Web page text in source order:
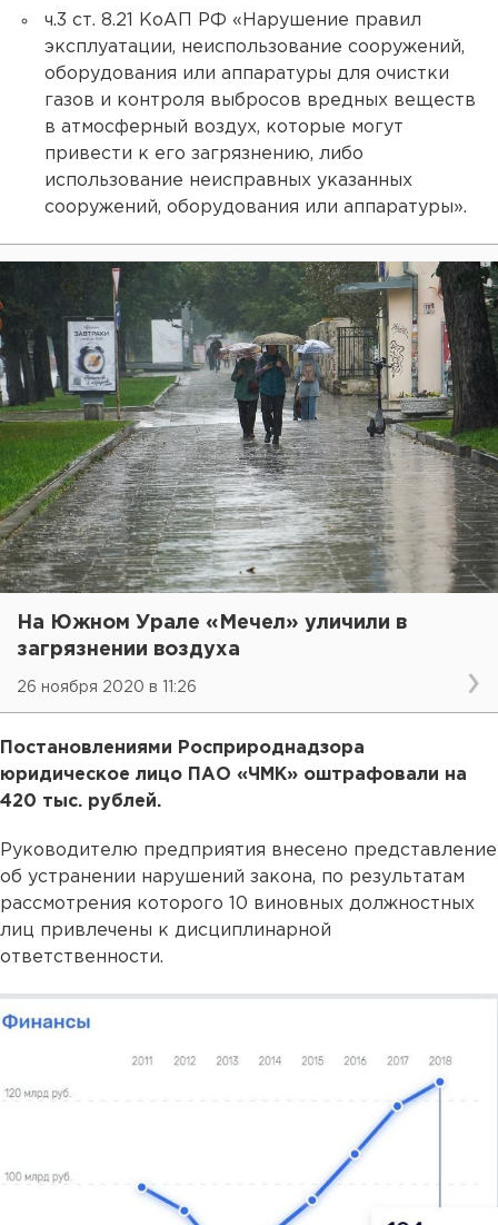
ч.3 ст. 8.21 КоАП РФ «Нарушение правил
эксплуатации, неиспользование сооружений,
оборудования или аппаратуры для очистки
газов и контроля выбросов вредных веществ
в атмосферный воздух, которые могут
привести к его загрязнению, либо
использование неисправных указанных
сооружений, оборудования или аппаратуры».
На Южном Урале «Мечел» уличили в
загрязнении воздуха
26 ноября 2020 в 11:26
Постановлениями Росприроднадзора
юридическое лицо ПАО «ЧМК» оштрафовали на
420 тыс. рублей.
Руководителю предприятия внесено представление
об устранении нарушений закона, по результатам
рассмотрения которого 10 виновных должностных
лиц привлечены к дисциплинарной
ответственности.